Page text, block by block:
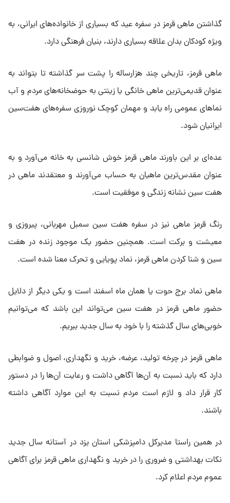
گذاشتن ماهی قرمز در سفره عید که بسیاری از خانواده‌های ایرانی، به
ویژه کودکان بدان علاقه بسیاری دارند، بنیان فرهنگی دارد.
ماهی قرمز، تاریخی چند هزارساله را پشت سر گذاشته تا بتواند به
عنوان قدیمی‌ترین ماهی خانگی یا زینتی به حوضخانه‌های مردم و آب
نماهای عمومی راه یابد و مهمان کوچک نوروزی سفره‌های هفت‌سین
ایرانیان شود.
عده‌ای بر این باورند ماهی قرمز خوش شانسی به خانه می‌آورد و به
عنوان مقدس‌ترین ماهیان به حساب می‌آورند و معتقدند ماهی در
هفت سین نشانه زندگی و موفقیت است.
رنگ قرمز ماهی نیز در سفره هفت سین سمبل مهربانی، پیروزی و
معیشت و برکت است. همچنین حضور یک موجود زنده در هفت
سین و شنا کردن ماهی قرمز، نماد پویایی و تحرک معنا شده است.
ماهی نماد برج حوت یا همان ماه اسفند است و یکی دیگر از دلایل
حضور ماهی قرمز در هفت سین می‌تواند این باشد که می‌توانیم
خوبی‌های سال گذشته را با خود به سال جدید ببریم.
ماهی قرمز در چرخه تولید، عرضه، خرید و نگهداری، اصول و ضوابطی
دارد که باید نسبت به آن‌ها آگاهی داشت و رعایت آن‌ها را در دستور
کار قرار داد و لازم است مردم نسبت به این موارد آگاهی داشته
باشند.
در همین راستا مدیرکل دامپزشکی استان یزد در آستانه سال جدید
نکات بهداشتی و ضروری را در خرید و نگهداری ماهی قرمز برای آگاهی
عموم مردم اعلام کرد.